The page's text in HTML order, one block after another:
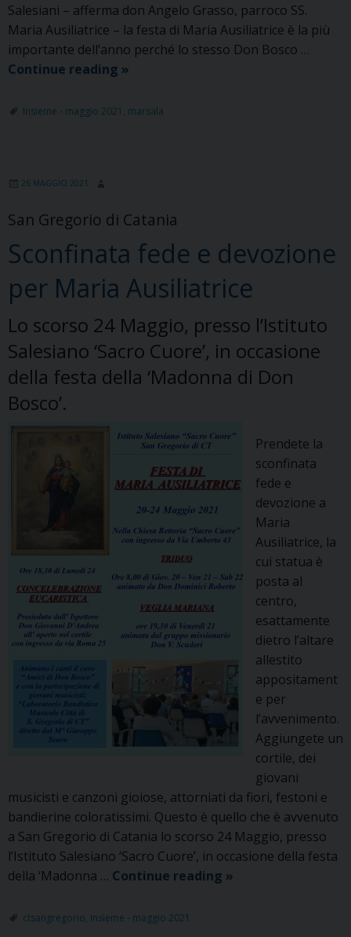
Salesiani – afferma don Angelo Grasso, parroco SS.
Maria Ausiliatrice – la festa di Maria Ausiliatrice è la più
importante dell’anno perché lo stesso Don Bosco …
Continue reading La
di
importante
dell’anno
»
Insieme - maggio 2021 marsala
26 MAGGIO 2021
San Gregorio di Catania
Sconfinata fede e devozione
per Maria Ausiliatrice
Lo scorso 24 Maggio, presso l’Istituto
Salesiano ‘Sacro Cuore’, in occasione
della festa della ‘Madonna di Don
Bosco’.
Prendete la
sconfinata
fede e
devozione a
Maria
Ausiliatrice, la
cui statua è
posta al
centro,
esattamente
dietro l’altare
allestito
appositament
e per
l’avvenimento.
Aggiungete un
cortile, dei
giovani
musicisti e canzoni gioiose, attorniati da fiori, festoni e
bandierine coloratissimi. Questo è quello che è avvenuto
a San Gregorio di Catania lo scorso 24 Maggio, presso
l’Istituto Salesiano ‘Sacro Cuore’, in occasione della festa
della ‘Madonna … Continue reading Sconfinata
»
ctsangregorio Insieme - maggio 2021